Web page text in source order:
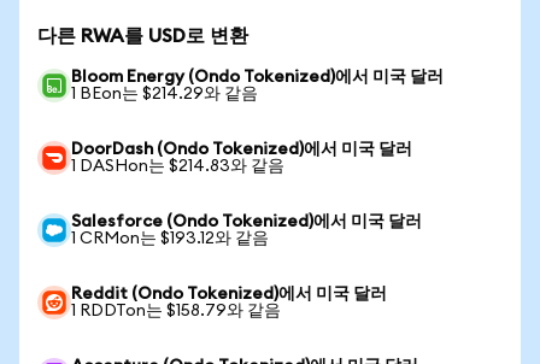
다른 RWA를 USD로 변환
Bloom Energy (Ondo Tokenized)에서 미국 달러
1 BEon는 $214.29와 같음
DoorDash (Ondo Tokenized)에서 미국 달러
1 DASHon는 $214.83와 같음
Salesforce (Ondo Tokenized)에서 미국 달러
1 CRMon는 $193.12와 같음
Reddit (Ondo Tokenized)에서 미국 달러
1 RDDTon는 $158.79와 같음